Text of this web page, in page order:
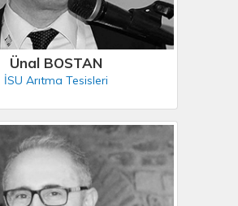
Ünal BOSTAN
İSU Arıtma Tesisleri